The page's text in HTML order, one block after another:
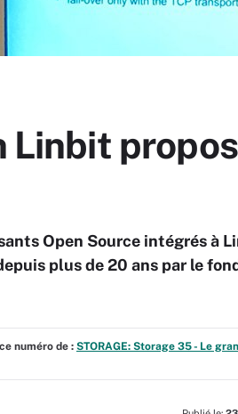
Linbit
Open Source intégrés à
plus de 20 ans par le
numéro de : STORAGE: Storage 35 - Le